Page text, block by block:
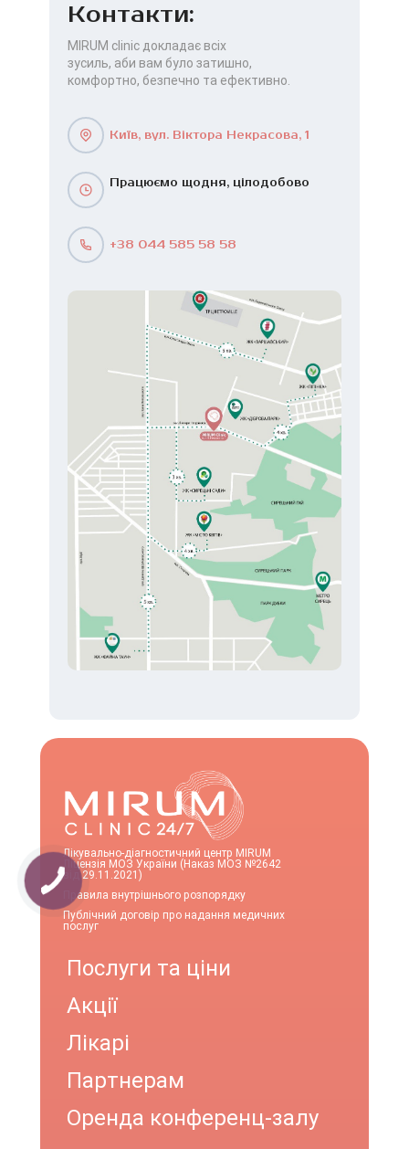
Контакти:
MIRUM clinic докладає всіх
зусиль, аби вам було затишно,
комфортно, безпечно та ефективно.
Київ, вул. Віктора Некрасова, 1
Працюємо щодня, цілодобово
+38 044 585 58 58
Лікувально-діагностичний центр MIRUM
Ліцензія МОЗ України (Наказ МОЗ №2642
від 29.11.2021)
Правила внутрішнього розпорядку
Публічний договір про надання медичних
послуг
Послуги та ціни
Акції
Лікарі
Партнерам
Оренда конференц-залу